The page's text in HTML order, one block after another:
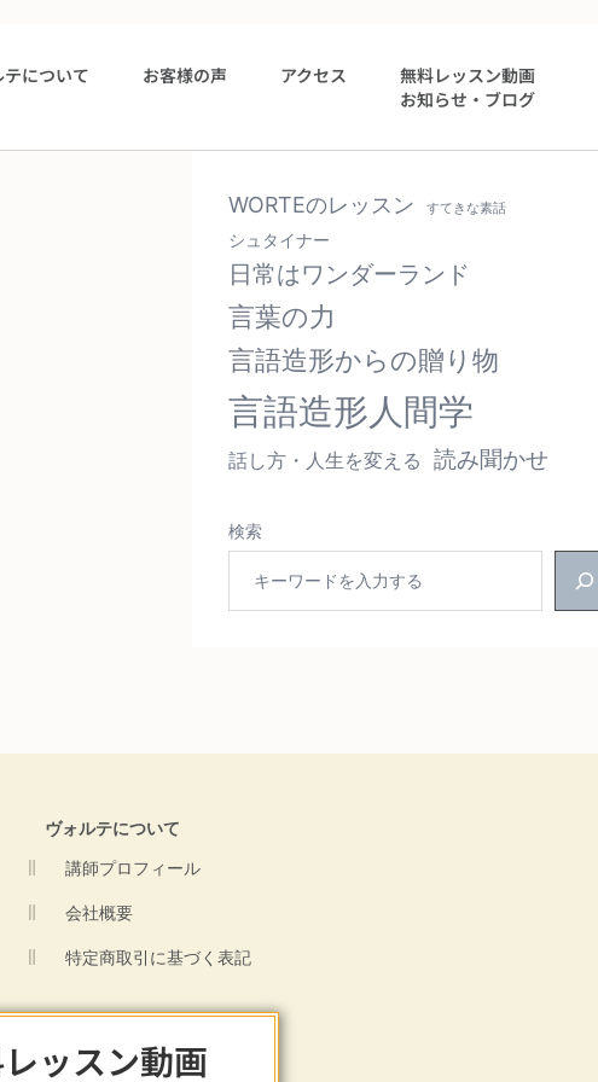
テについて お客様の声 アクセス
無料レッスン動画
お知らせ・ブログ
WORTEのレッスン すてきな素話
シュタイナー
日常はワンダーランド
言葉の力
言語造形からの贈り物
言語造形人間学
話し方・人生を変える 読み聞かせ
検索
ヴォルテについて
講師プロフィール
会社概要
特定商取引に基づく表記
ッスン動画